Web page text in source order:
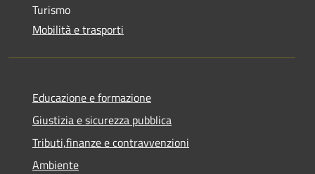
Turismo
Mobilità e trasporti
Educazione e formazione
Giustizia e sicurezza pubblica
Tributi,finanze e contravvenzioni
Ambiente